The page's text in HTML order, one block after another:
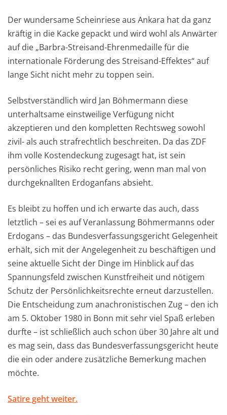
Der wundersame Scheinriese aus Ankara hat da ganz
kräftig in die Kacke gepackt und wird wohl als Anwärter
auf die „Barbra-Streisand-Ehrenmedaille für die
internationale Förderung des Streisand-Effektes“ auf
lange Sicht nicht mehr zu toppen sein.
Selbstverständlich wird Jan Böhmermann diese
unterhaltsame einstweilige Verfügung nicht
akzeptieren und den kompletten Rechtsweg sowohl
zivil- als auch strafrechtlich beschreiten. Da das ZDF
ihm volle Kostendeckung zugesagt hat, ist sein
persönliches Risiko recht gering, wenn man mal von
durchgeknallten Erdoganfans absieht.
Es bleibt zu hoffen und ich erwarte das auch, dass
letztlich – sei es auf Veranlassung Böhmermanns oder
Erdogans – das Bundesverfassungsgericht Gelegenheit
erhält, sich mit der Angelegenheit zu beschäftigen und
seine aktuelle Sicht der Dinge im Hinblick auf das
Spannungsfeld zwischen Kunstfreiheit und nötigem
Schutz der Persönlichkeitsrechte erneut darzustellen.
Die Entscheidung zum anachronistischen Zug – den ich
am 5. Oktober 1980 in Bonn mit sehr viel Spaß erleben
durfte – ist schließlich auch schon über 30 Jahre alt und
es mag sein, dass das Bundesverfassungsgericht heute
die ein oder andere zusätzliche Bemerkung machen
möchte.
Satire geht weiter.